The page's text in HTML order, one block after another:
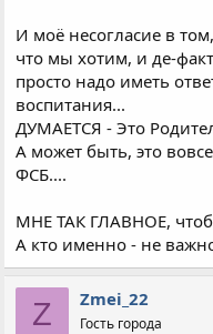
И моё несогласие в
что мы хотим, и де-
просто надо иметь
воспитания...
ДУМАЕТСЯ - Это
А может быть, это
ФСБ....
МНЕ ТАК ГЛАВНОЕ,
А кто именно - не
Z Zmei_22
Гость города